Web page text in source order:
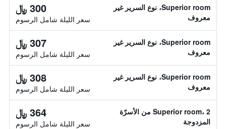
Superior room، نوع السرير غير
معروف
300 ﷼
سعر الليلة شامل الرسوم
Superior room، نوع السرير غير
معروف
307 ﷼
سعر الليلة شامل الرسوم
Superior room، نوع السرير غير
معروف
308 ﷼
سعر الليلة شامل الرسوم
Superior room، 2 من الأسرّة
المزدوجة
364 ﷼
سعر الليلة شامل الرسوم